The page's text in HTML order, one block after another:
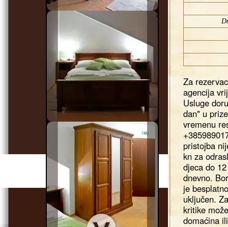
Za
agencija
Usluge
dan" u
vremenu
pristojba
kn za
djeca do
dnevno.
je
uključen.
kritike
domaćina